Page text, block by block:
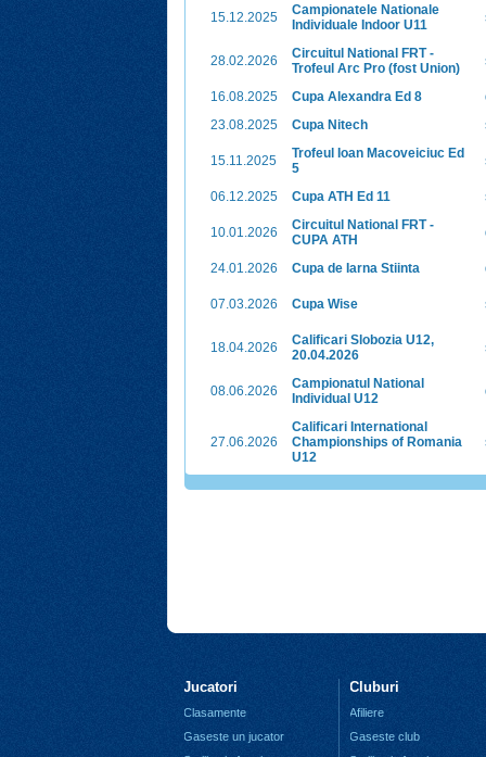
15.12.2025
Campionatele Nationale
Individuale Indoor U11
28.02.2026
Circuitul National FRT -
Trofeul Arc Pro (fost Union)
16.08.2025 Cupa Alexandra Ed 8
23.08.2025
Cupa Nitech
15.11.2025
Trofeul Ioan Macoveiciuc Ed
5
06.12.2025 Cupa ATH Ed 11
10.01.2026
Circuitul National FRT -
CUPA ATH
24.01.2026 Cupa de Iarna Stiinta
07.03.2026 Cupa Wise
18.04.2026
Calificari Slobozia U12,
20.04.2026
08.06.2026
Campionatul National
Individual U12
27.06.2026
Calificari International
Championships of Romania
U12
Jucatori
Clasamente
Gaseste un jucator
Cluburi
Afiliere
Gaseste club